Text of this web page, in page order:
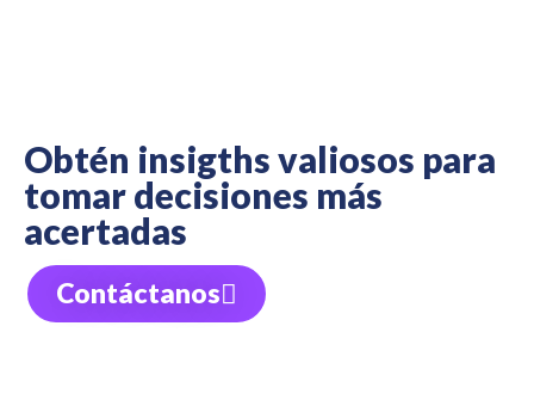
Obtén insigths valiosos para
tomar decisiones más
acertadas
Contáctanosㅤ